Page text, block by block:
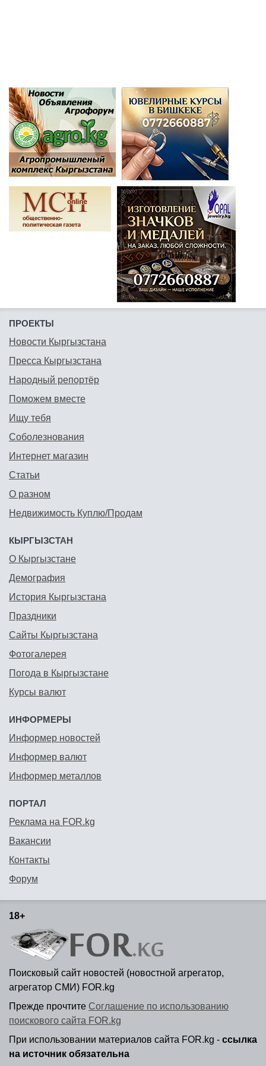
ПРОЕКТЫ
Новости Кыргызстана
Пресса Кыргызстана
Народный репортёр
Поможем вместе
Ищу тебя
Соболезнования
Интернет магазин
Статьи
О разном
Недвижимость Куплю/Продам
КЫРГЫЗСТАН
О Кыргызстане
Демография
История Кыргызстана
Праздники
Сайты Кыргызстана
Фотогалерея
Погода в Кыргызстане
Курсы валют
ИНФОРМЕРЫ
Информер новостей
Информер валют
Информер металлов
ПОРТАЛ
Реклама на FOR.kg
Вакансии
Контакты
Форум
18+
Поисковый сайт новостей (новостной агрегатор,
агрегатор СМИ) FOR.kg
Прежде прочтите Соглашение по использованию
поискового сайта FOR.kg
При использовании материалов сайта FOR.kg - ссылка
на источник обязательна